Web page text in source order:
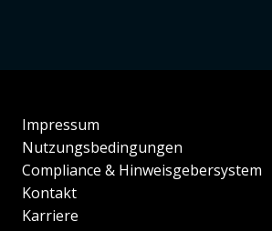
Impressum
Nutzungsbedingungen
Compliance & Hinweisgebersystem
Kontakt
Karriere